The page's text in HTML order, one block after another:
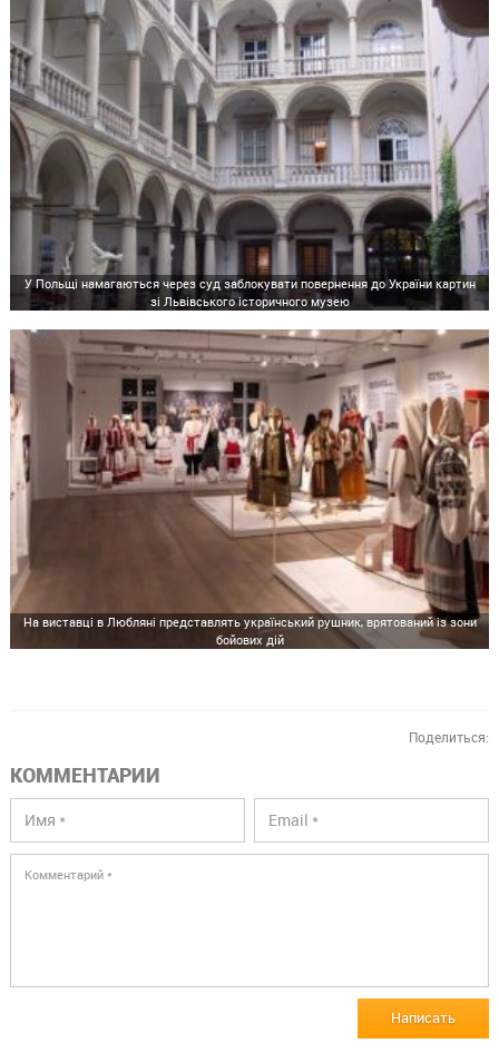
У Польщі намагаються через суд заблокувати повернення до України картин
зі Львівського історичного музею
На виставці в Любляні представлять український рушник, врятований із зони
бойових дій
Поделиться:
КОММЕНТАРИИ
Написать